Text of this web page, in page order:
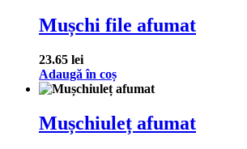
Mușchi file afumat
23.65 lei
Adaugă în coș
Mușchiuleț afumat